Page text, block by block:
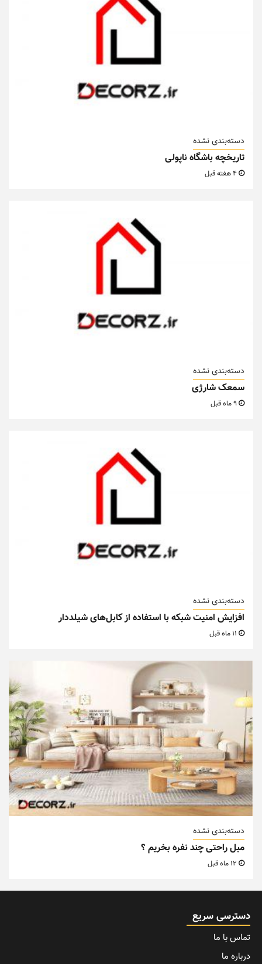
دسته‌بندی نشده
تاریخچه باشگاه ناپولی
دسته‌بندی نشده
سمعک شارژی
دسته‌بندی نشده
افزایش امنیت شبکه با استفاده از کابل‌های شیلددار
دسته‌بندی نشده
مبل راحتی چند نفره بخریم ؟
دسترسی سریع
تماس با ما
درباره ما